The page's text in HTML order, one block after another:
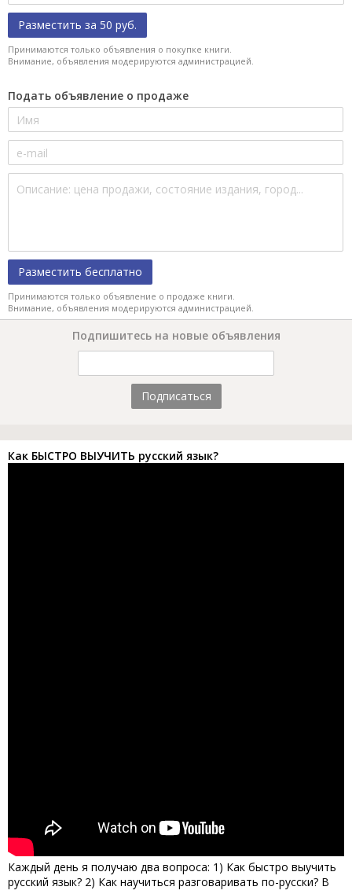
Разместить за 50 руб.
Принимаются только объявления о покупке книги.
Внимание, объявления модерируются администрацией.
Подать объявление о продаже
Разместить бесплатно
Принимаются только объявление о продаже книги.
Внимание, объявления модерируются администрацией.
Подпишитесь на новые объявления
Подписаться
Как БЫСТРО ВЫУЧИТЬ русский язык?
Каждый день я получаю два вопроса: 1) Как быстро выучить
русский язык? 2) Как научиться разговаривать по-русски? В